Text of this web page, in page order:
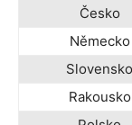
Česko
Německo
Slovensko
Rakousko